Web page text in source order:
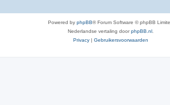
Powered by phpBB® Forum Software © phpBB
Nederlandse vertaling doorphpBB.nl
Privacy | Gebruikersvoorwaarden